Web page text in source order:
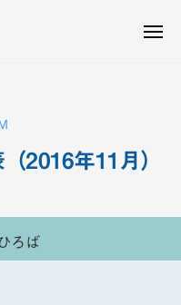
メ
2016年11月）
ろば
ー